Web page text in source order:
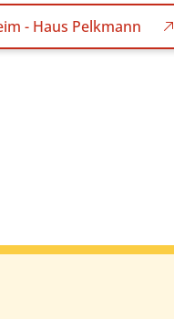
- Haus Pelkmann